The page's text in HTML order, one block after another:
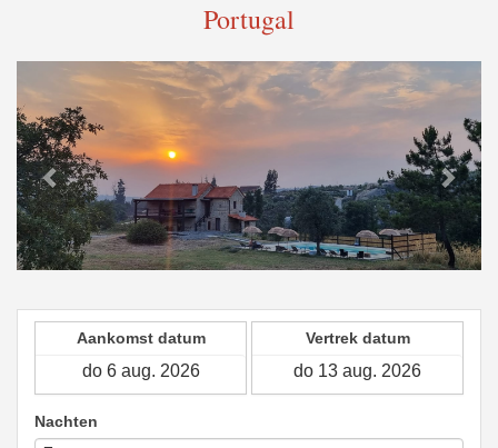
Portugal
Previous Next
Aankomst datum Vertrek datum
Nachten